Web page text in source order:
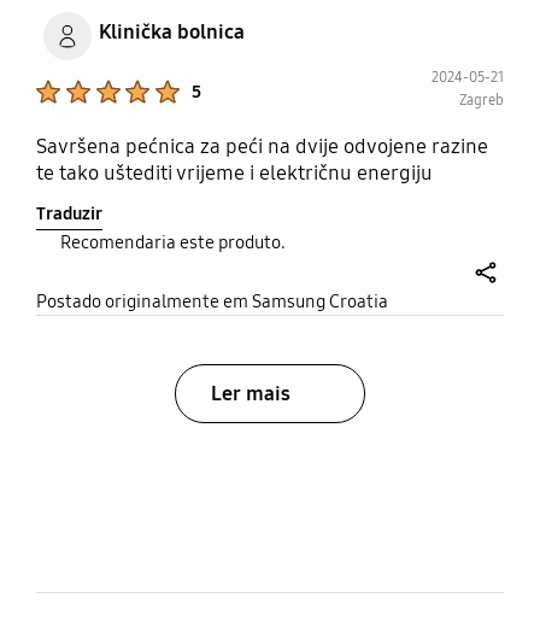
Klinička bolnica
5
2024-05-21
Zagreb
Savršena pećnica za peći na dvije odvojene razine
te tako uštediti vrijeme i električnu energiju
Traduzir
Recomendaria este produto.
Postado originalmente em Samsung Croatia
Ler mais